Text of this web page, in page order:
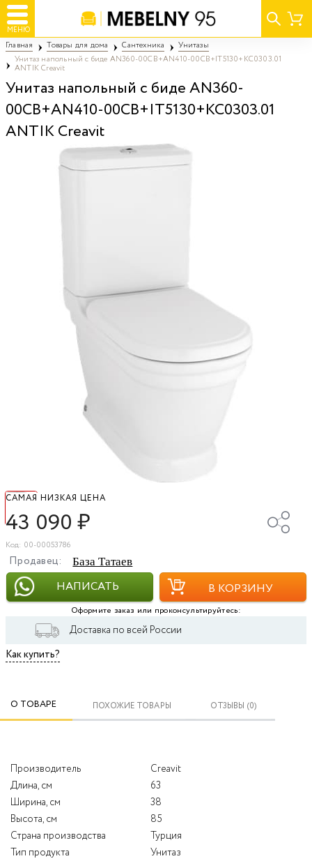
МЕНЮ
Главная Товары для дома Сантехника
Унитазы
Унитаз напольный с биде AN360-00CB+AN410-00CB+IT5130+KC0303.01
ANTIK Creavit
Унитаз напольный с биде AN360-
00CB+AN410-00CB+IT5130+KC0303.01
ANTIK Creavit
САМАЯ НИЗКАЯ ЦЕНА
43 090₽
Код: 00-00053786
Продавец: База Татаев
НАПИСАТЬ В КОРЗИНУ
Оформите заказ или проконсультируйтесь:
Доставка по всей России
Как купить?
О ТОВАРЕ ПОХОЖИЕ ТОВАРЫ ОТЗЫВЫ (0)
Производитель
Creavit
Длина, см
63
Ширина, см
38
Высота, см
85
Страна производства
Турция
Тип продукта
Унитаз